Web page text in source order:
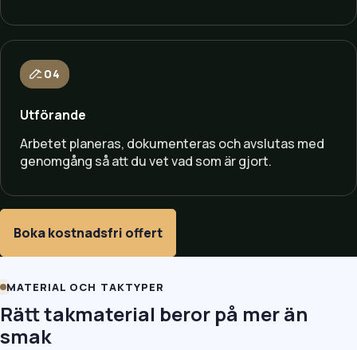
04
Utförande
Arbetet planeras, dokumenteras och avslutas med
genomgång så att du vet vad som är gjort.
Boka kostnadsfri offert
MATERIAL OCH TAKTYPER
Rätt takmaterial beror på mer än
smak